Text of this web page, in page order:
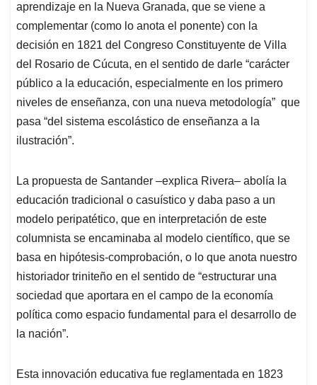
aprendizaje en la Nueva Granada, que se viene a
complementar (como lo anota el ponente) con la
decisión en 1821 del Congreso Constituyente de Villa
del Rosario de Cúcuta, en el sentido de darle “carácter
público a la educación, especialmente en los primero
niveles de enseñanza, con una nueva metodología” que
pasa “del sistema escolástico de enseñanza a la
ilustración”.
La propuesta de Santander –explica Rivera– abolía la
educación tradicional o casuístico y daba paso a un
modelo peripatético, que en interpretación de este
columnista se encaminaba al modelo científico, que se
basa en hipótesis-comprobación, o lo que anota nuestro
historiador triniteño en el sentido de “estructurar una
sociedad que aportara en el campo de la economía
política como espacio fundamental para el desarrollo de
la nación”.
Esta innovación educativa fue reglamentada en 1823